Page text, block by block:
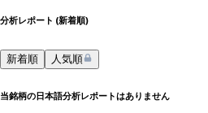
分析レポート (新着順)
新着順 人気順
当銘柄の日本語分析レポートはありません